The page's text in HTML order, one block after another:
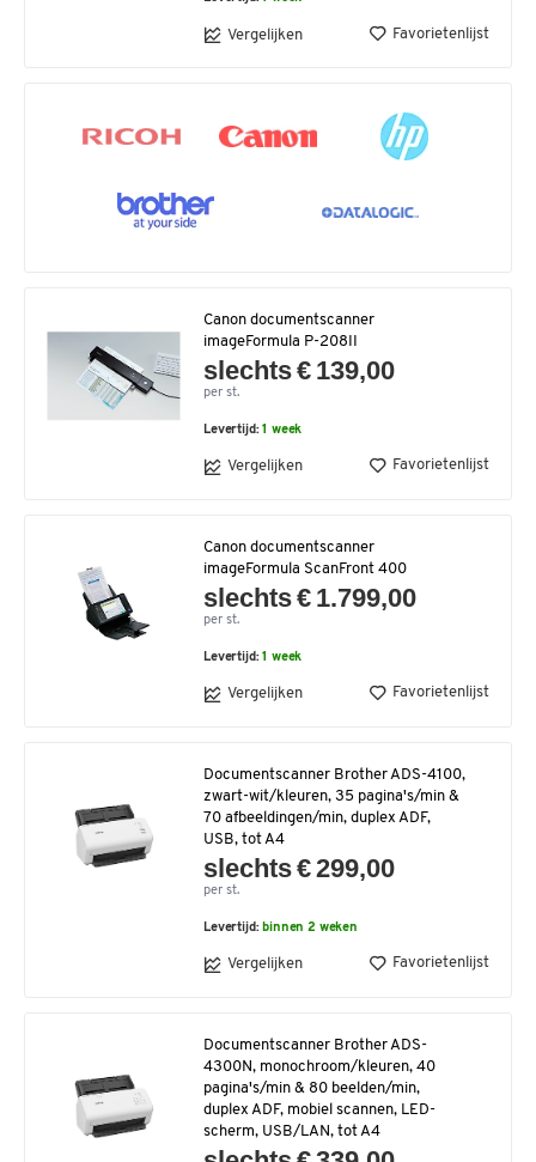
Vergelijken Favorietenlijst
Canon documentscanner
imageFormula P-208II
slechts € 139,00
per st.
Levertijd:1 week
Vergelijken Favorietenlijst
Canon documentscanner
imageFormula ScanFront 400
slechts € 1.799,00
per st.
Levertijd:1 week
Vergelijken Favorietenlijst
Documentscanner Brother ADS-4100,
zwart-wit/kleuren, 35 pagina's/min &
70 afbeeldingen/min, duplex ADF,
USB, tot A4
slechts € 299,00
per st.
Levertijd: binnen 2 weken
Vergelijken Favorietenlijst
Documentscanner Brother ADS-
4300N, monochroom/kleuren, 40
pagina's/min & 80 beelden/min,
duplex ADF, mobiel scannen, LED-
scherm, USB/LAN, tot A4